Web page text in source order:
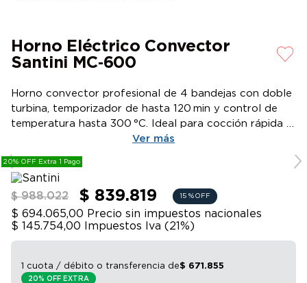
Horno Eléctrico Convector
Santini MC‑600
Horno convector profesional de 4 bandejas con doble
turbina, temporizador de hasta 120 min y control de
temperatura hasta 300 °C. Ideal para cocción rápida y
pareja en ambientes gastronómicos intensivos.
Ver más
20% OFF Extra 1 Pago
$ 988.022 $ 839.819 15 % OFF
$ 694.065,00 Precio sin impuestos nacionales
$ 145.754,00
Impuestos Iva (21%)
1 cuota / débito o transferencia de$ 671 .855
20% OFF EXTRA
5.
colchones
7.
moto
8.
aire acondicionado
9.
bicicleta
10. sommier